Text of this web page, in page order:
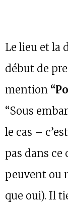
Le lieu et la
début de
mention
“Sous
le cas –
pas dans ce
peuvent ou
que oui). Il